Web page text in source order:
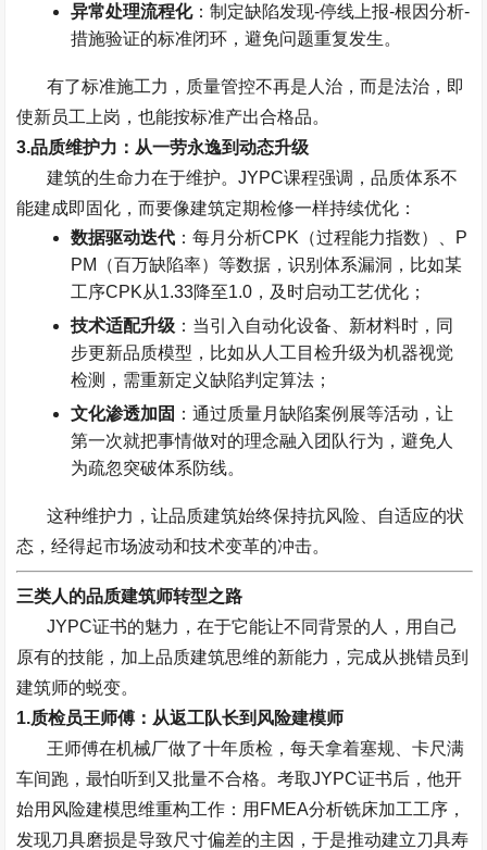
异常处理流程化：制定缺陷发现-停线上报-根因分析-
措施验证的标准闭环，避免问题重复发生。
有了标准施工力，质量管控不再是人治，而是法治，即
使新员工上岗，也能按标准产出合格品。
3.品质维护力：从一劳永逸到动态升级
建筑的生命力在于维护。JYPC课程强调，品质体系不
能建成即固化，而要像建筑定期检修一样持续优化：
数据驱动迭代 ：每月分析CPK （过程能力指数）、 P
PM
（百万缺陷率）等数据，识别体系漏洞，比如某
工序CPK从1.33降至1.0 ，及时启动工艺优化；
技术适配升级 ：当引入自动化设备、新材料时，同
步更新品质模型，比如从人工目检升级为机器视觉
检测，需重新定义缺陷判定算法；
文化渗透加固 ：通过质量月缺陷案例展等活动，让
第一次就把事情做对的理念融入团队行为，避免人
为疏忽突破体系防线。
这种维护力，让品质建筑始终保持抗风险、自适应的状
态，经得起市场波动和技术变革的冲击。
三类人的品质建筑师转型之路
JYPC证书的魅力，在于它能让不同背景的人，用自己
原有的技能，加上品质建筑思维的新能力，完成从挑错员到
建筑师的蜕变。
1.质检员王师傅：从返工队长到风险建模师
王师傅在机械厂做了十年质检，每天拿着塞规、卡尺满
车间跑，最怕听到又批量不合格。考取JYPC证书后，他开
始用风险建模思维重构工作：用 FMEA分析铣床加工工序，
发现刀具磨损是导致尺寸偏差的主因，于是推动建立刀具寿